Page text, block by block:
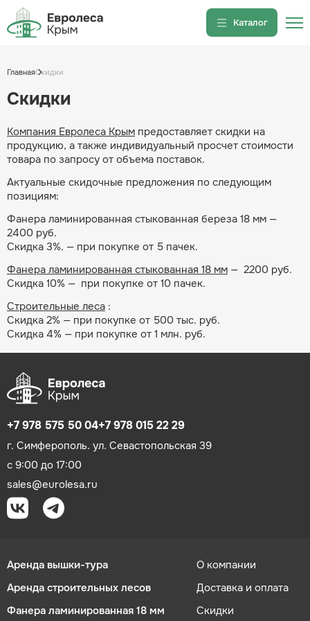
Каталог
Вышка-тура ВС-250/1.2
Строительные леса
Строительные леса Б/У в
Крыму
Фанера ламинированная в
Крыму
Помосты строительные в
Крыму
ГлавнаяСкидки
Скидки
Компания Евролеса Крым предоставляет скидки на
продукцию, а также индивидуальный просчет стоимости
товара по запросу от объема поставок.
Актуальные скидочные предложения по следующим
позициям:
Фанера ламинированная стыкованная береза 18 мм —
2400 руб.
Скидка 3%. — при покупке от 5 пачек.
Фанера ламинированная стыкованная 18 мм — 2200 руб.
Скидка 10% — при покупке от 10 пачек.
Строительные леса :
Скидка 2% — при покупке от 500 тыс. руб.
Скидка 4% — при покупке от 1 млн. руб.
+7 978 575 50 04+7 978 015 22 29
г. Симферополь. ул. Севастопольская 39
с 9:00 до 17:00
sales@eurolesa.ru
Аренда вышки-тура
Аренда строительных лесов
Фанера ламинированная 18 мм
О компании
Доставка и оплата
Скидки